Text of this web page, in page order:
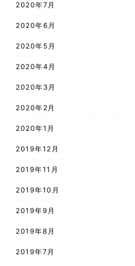
2020年7月
2020年6月
2020年5月
2020年4月
2020年3月
2020年2月
2020年1月
2019年12月
2019年11月
2019年10月
2019年9月
2019年8月
2019年7月